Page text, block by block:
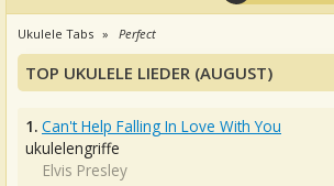
Ukulele Tabs Perfect
TOP UKULELE LIEDER (AUGUST)
1. Can't Help Falling In Love With You
ukulelengriffe
Elvis Presley